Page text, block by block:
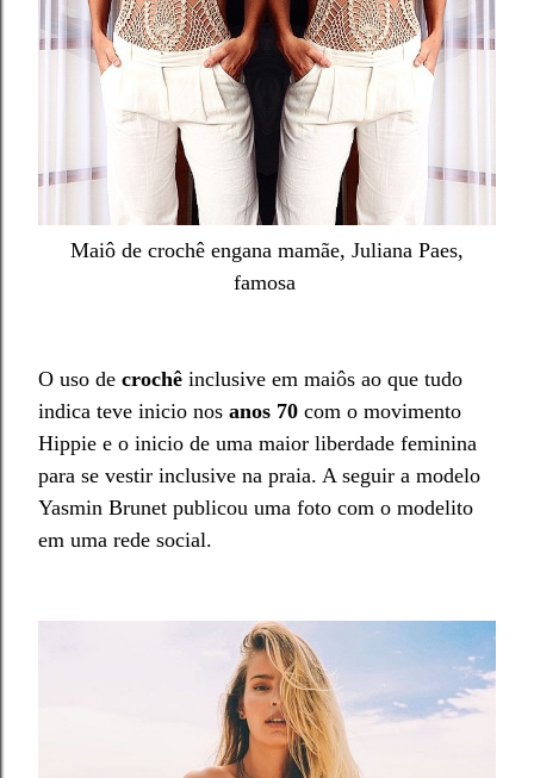
Maiô de crochê engana mamãe, Juliana Paes,
famosa
O uso de crochê inclusive em maiôs ao que tudo
indica teve inicio nos anos 70 com o movimento
Hippie e o inicio de uma maior liberdade feminina
para se vestir inclusive na praia. A seguir a modelo
Yasmin Brunet publicou uma foto com o modelito
em uma rede social.